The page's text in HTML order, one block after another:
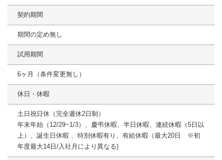
契約期間
期間の定め無し
試用期間
6ヶ月（条件変更無し）
休日・休暇
土日祝日休（完全週休2日制）
年末年始（12/29~1/3）、慶弔休暇、半日休暇、連続休暇（5日以
上）、誕生日休暇 、特別休暇有り、有給休暇（最大20日 ※初
年度最大14日/入社月により異なる)